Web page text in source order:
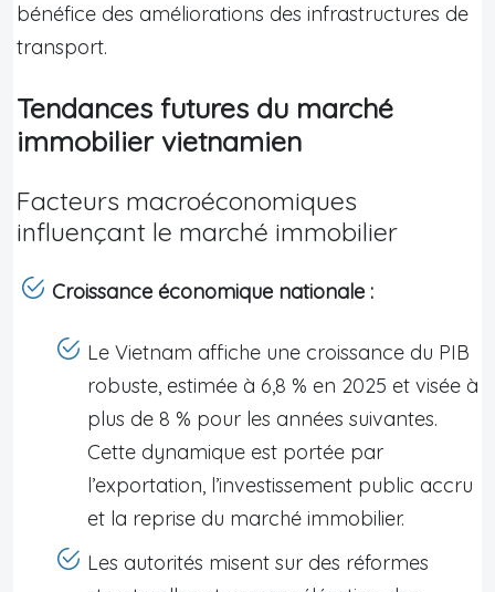
bénéfice des améliorations des infrastructures de
transport.
Tendances futures du marché
immobilier vietnamien
Facteurs macroéconomiques
influençant le marché immobilier
Croissance économique nationale :
Le Vietnam affiche une croissance du PIB
robuste, estimée à 6,8 % en 2025 et visée à
plus de 8 % pour les années suivantes.
Cette dynamique est portée par
l’exportation, l’investissement public accru
et la reprise du marché immobilier.
Les autorités misent sur des réformes